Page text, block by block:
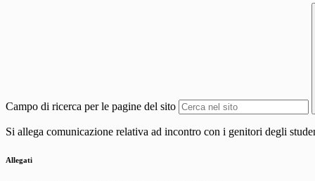
Campo di ricerca per le pagine del sito
Si allega comunicazione relativa ad incontro con i genitori degli
Allegati